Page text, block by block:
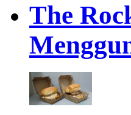
The